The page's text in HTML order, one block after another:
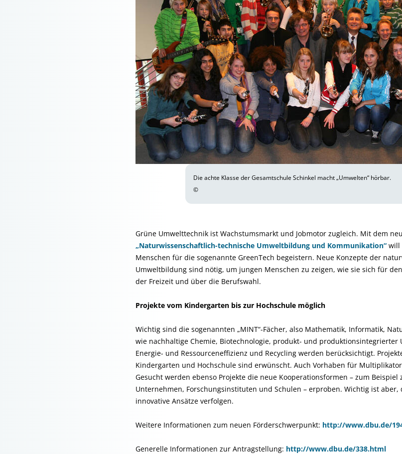
Die achte Klasse der Gesamtschule Schinkel macht „Umwelten“ hörbar.
©
Grüne Umwelttechnik ist Wachstumsmarkt und Jobmotor zugleich. Mit dem
„Naturwissenschaftlich-technische Umweltbildung und Kommunikation“ will
Menschen für die sogenannte GreenTech begeistern. Neue Konzepte der
Umweltbildung sind nötig, um jungen Menschen zu zeigen, wie sie sich für
der Freizeit und über die Berufswahl.
Projekte vom Kindergarten bis zur Hochschule möglich
Wichtig sind die sogenannten „MINT“-Fächer, also Mathematik, Informatik,
wie nachhaltige Chemie, Biotechnologie, produkt- und produktionsintegrierter
Energie- und Ressourceneffizienz und Recycling werden berücksichtigt.
Kindergarten und Hochschule sind erwünscht. Auch Vorhaben für
Gesucht werden ebenso Projekte die neue Kooperationsformen – zum
Unternehmen, Forschungsinstituten und Schulen – erproben. Wichtig ist
innovative Ansätze verfolgen.
Weitere Informationen zum neuen Förderschwerpunkt: http://www.dbu.de/
Generelle Informationen zur Antragstellung: http://www.dbu.de/338.html